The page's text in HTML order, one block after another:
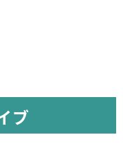
ブ